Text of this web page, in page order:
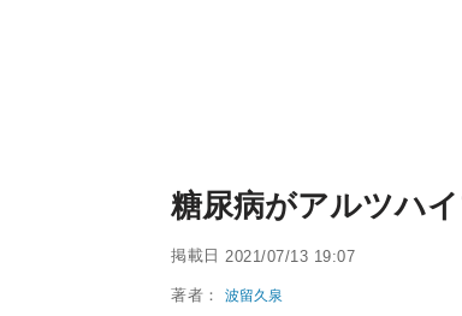
糖尿病がアルツハ
掲載日 2021/07/13 19:07
著者：波留久泉